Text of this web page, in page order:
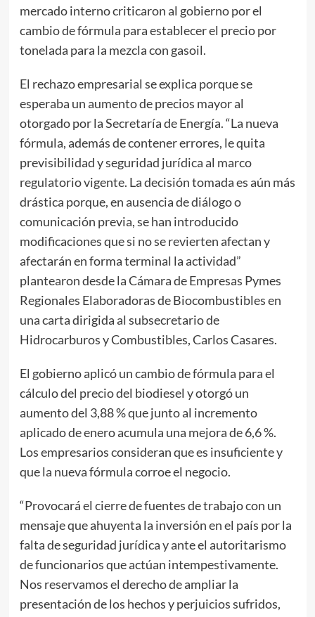
mercado interno criticaron al gobierno por el
cambio de fórmula para establecer el precio por
tonelada para la mezcla con gasoil.
El rechazo empresarial se explica porque se
esperaba un aumento de precios mayor al
otorgado por la Secretaría de Energía. “La nueva
fórmula, además de contener errores, le quita
previsibilidad y seguridad jurídica al marco
regulatorio vigente. La decisión tomada es aún más
drástica porque, en ausencia de diálogo o
comunicación previa, se han introducido
modificaciones que si no se revierten afectan y
afectarán en forma terminal la actividad”
plantearon desde la Cámara de Empresas Pymes
Regionales Elaboradoras de Biocombustibles en
una carta dirigida al subsecretario de
Hidrocarburos y Combustibles, Carlos Casares.
El gobierno aplicó un cambio de fórmula para el
cálculo del precio del biodiesel y otorgó un
aumento del 3,88 % que junto al incremento
aplicado de enero acumula una mejora de 6,6 %.
Los empresarios consideran que es insuficiente y
que la nueva fórmula corroe el negocio.
“Provocará el cierre de fuentes de trabajo con un
mensaje que ahuyenta la inversión en el país por la
falta de seguridad jurídica y ante el autoritarismo
de funcionarios que actúan intempestivamente.
Nos reservamos el derecho de ampliar la
presentación de los hechos y perjuicios sufridos,